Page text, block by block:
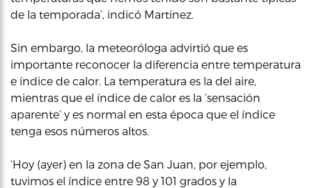
de la temporada’, indicó Martínez.
Sin embargo, la meteoróloga advirtió que es
importante reconocer la diferencia entre temperatura
e índice de calor. La temperatura es la del aire,
mientras que el índice de calor es la ‘sensación
aparente’ y es normal en esta época que el índice
tenga esos números altos.
‘Hoy (ayer) en la zona de San Juan, por ejemplo,
tuvimos el índice entre 98 y 101 grados y la